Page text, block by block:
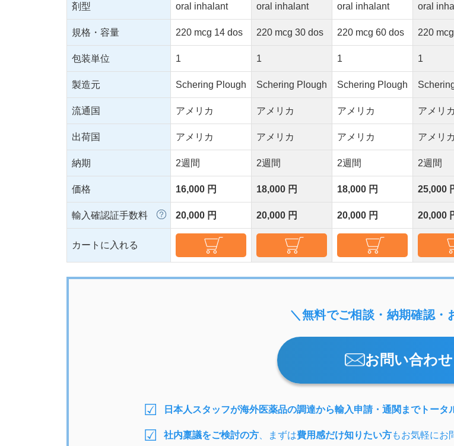
剤型 oral inhalant oral inhalant oral inhalant oral
規格・容量 220 mcg 14 dos 220 mcg 30 dos 220 mcg 60 dos 220
包装単位 1 1 1 1
製造元 Schering Plough Schering Plough Schering Plough
流通国 アメリカ アメリカ アメリカ アメリカ
出荷国 アメリカ アメリカ アメリカ アメリカ
納期 2週間 2週間 2週間 2週間
価格 16,000 円 18,000 円 18,000 円 25,000
輸入確認証手数料 20,000 円 20,000 円 20,000 円 20,000
カートに入れる
＼無料でご相談・納期確認・
お問い合わせ
日本人スタッフが海外医薬品の調達から輸入申請・通関までトータ
社内稟議をご検討の方 、まずは費用感だけ知りたい方もお気軽にお